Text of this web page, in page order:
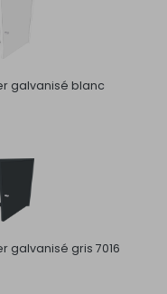
galvanisé blanc
galvanisé gris 7016